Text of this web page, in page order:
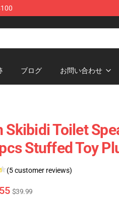
ブログ お問い合わせ
Skibidi Toilet
Stuffed Toy
(5 customer reviews)
$39.99